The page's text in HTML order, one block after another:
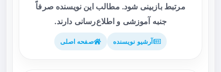
مرتبط بازبینی شود. مطالب این نویسنده صرفاً
جنبه آموزشی و اطلاع‌رسانی دارند.
آرشیو نویسنده صفحه اصلی